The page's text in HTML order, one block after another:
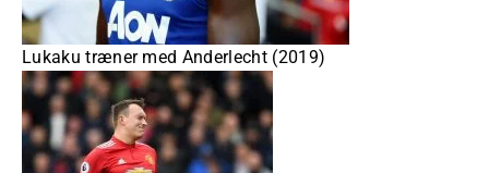
Lukaku træner med Anderlecht (2019)